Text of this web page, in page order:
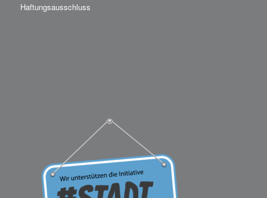
Haftungsausschluss